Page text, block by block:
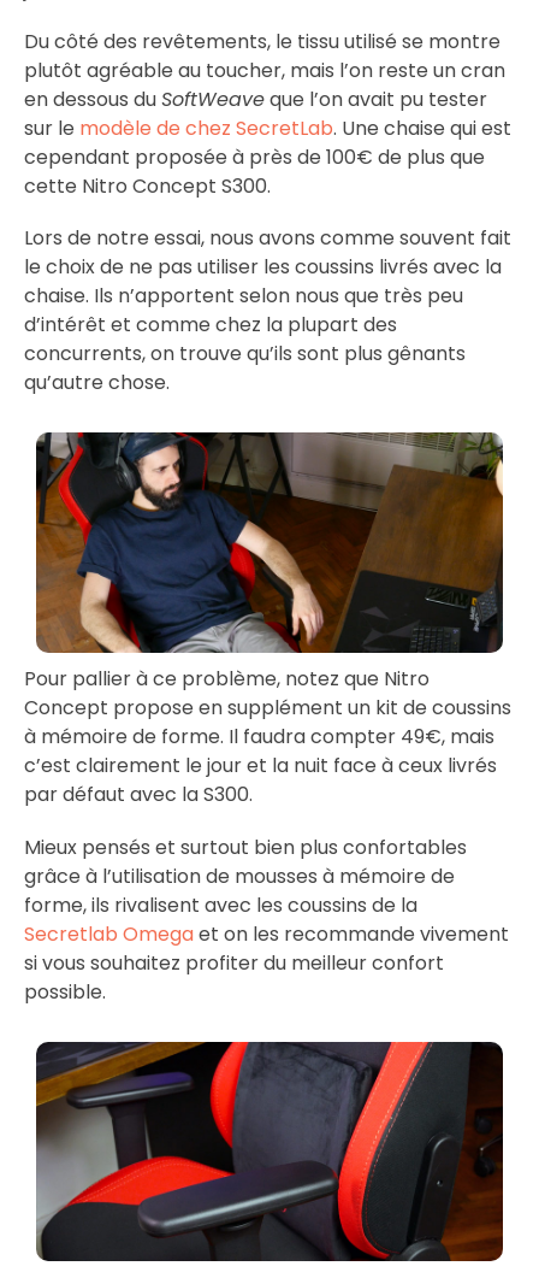
Du côté des revêtements, le tissu utilisé se montre
plutôt agréable au toucher, mais l’on reste un cran
en dessous duSoftWeaveque l’on avait pu tester
sur le modèle de chez SecretLab. Une chaise qui est
cependant proposée à près de 100€ de plus que
cette Nitro Concept S300.
Lors de notre essai, nous avons comme souvent fait
le choix de ne pas utiliser les coussins livrés avec la
chaise. Ils n’apportent selon nous que très peu
d’intérêt et comme chez la plupart des
concurrents, on trouve qu’ils sont plus gênants
qu’autre chose.
Pour pallier à ce problème, notez que Nitro
Concept propose en supplément un kit de coussins
à mémoire de forme. Il faudra compter 49€, mais
c’est clairement le jour et la nuit face à ceux livrés
par défaut avec la S300.
Mieux pensés et surtout bien plus confortables
grâce à l’utilisation de mousses à mémoire de
forme, ils rivalisent avec les coussins de la
Secretlab Omegaet on les recommande vivement
si vous souhaitez profiter du meilleur confort
possible.